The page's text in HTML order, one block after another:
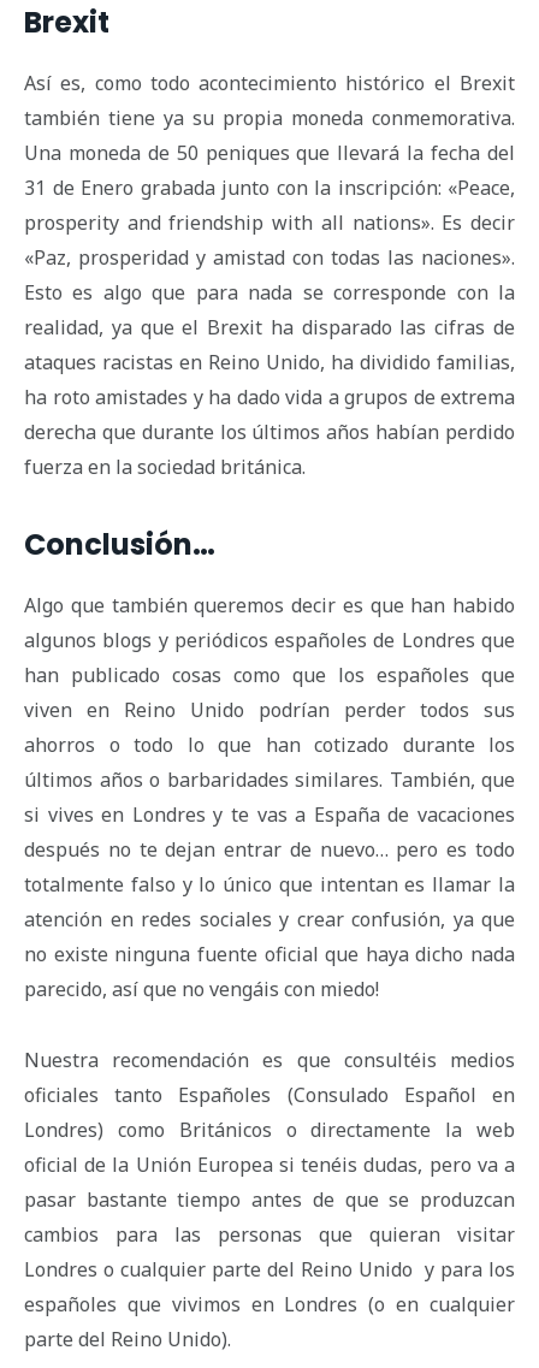
Brexit
Así es, como todo acontecimiento histórico el Brexit
también tiene ya su propia moneda conmemorativa.
Una moneda de 50 peniques que llevará la fecha del
31 de Enero grabada junto con la inscripción: «Peace,
prosperity and friendship with all nations». Es decir
«Paz, prosperidad y amistad con todas las naciones».
Esto es algo que para nada se corresponde con la
realidad, ya que el Brexit ha disparado las cifras de
ataques racistas en Reino Unido, ha dividido familias,
ha roto amistades y ha dado vida a grupos de extrema
derecha que durante los últimos años habían perdido
fuerza en la sociedad británica.
Conclusión…
Algo que también queremos decir es que han habido
algunos blogs y periódicos españoles de Londres que
han publicado cosas como que los españoles que
viven en Reino Unido podrían perder todos sus
ahorros o todo lo que han cotizado durante los
últimos años o barbaridades similares. También, que
si vives en Londres y te vas a España de vacaciones
después no te dejan entrar de nuevo… pero es todo
totalmente falso y lo único que intentan es llamar la
atención en redes sociales y crear confusión, ya que
no existe ninguna fuente oficial que haya dicho nada
parecido, así que no vengáis con miedo!
Nuestra recomendación es que consultéis medios
oficiales tanto Españoles (Consulado Español en
Londres) como Británicos o directamente la web
oficial de la Unión Europea si tenéis dudas, pero va a
pasar bastante tiempo antes de que se produzcan
cambios para las personas que quieran visitar
Londres o cualquier parte del Reino Unido y para los
españoles que vivimos en Londres (o en cualquier
parte del Reino Unido).